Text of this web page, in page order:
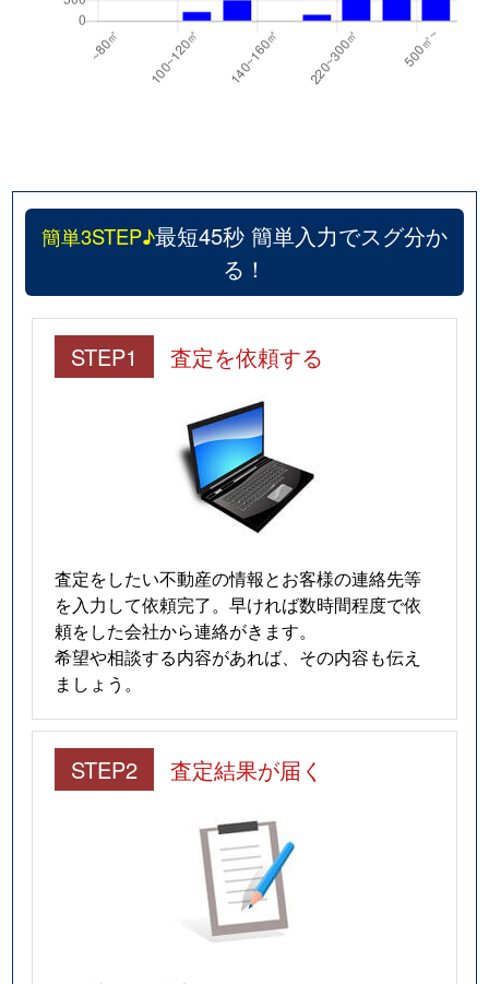
簡単3STEP♪最短45秒 簡単入力でスグ分か
る！
STEP1 査定を依頼する
査定をしたい不動産の情報とお客様の連絡先等
を入力して依頼完了。早ければ数時間程度で依
頼をした会社から連絡がきます。
希望や相談する内容があれば、その内容も伝え
ましょう。
STEP2 査定結果が届く